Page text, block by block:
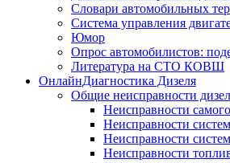
Словари автомобильных
Система управления
Юмор
Опрос автомобилистов:
Литература на СТО КОВШ
ОнлайнДиагностика Дизеля
Общие неисправности
Неисправности
Неисправности
Неисправности
Неисправности